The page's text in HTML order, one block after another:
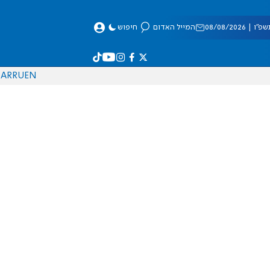
08/2026 המייל האדום חיפוש
EN
RU
AR